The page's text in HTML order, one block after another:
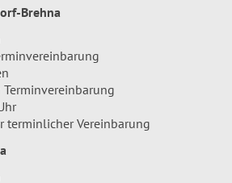
Brehna
terminlicher Vereinbarung